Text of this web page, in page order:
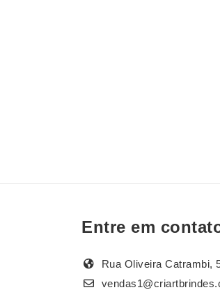
Entre em
Rua Oliveira Catrambi,